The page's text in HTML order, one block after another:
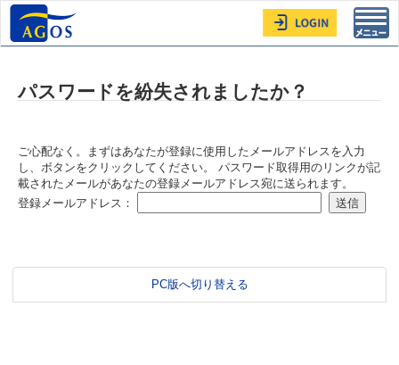
パスワードを紛失されましたか？
ご心配なく。まずはあなたが登録に使用したメールアドレスを入力
し、ボタンをクリックしてください。 パスワード取得用のリンクが記
載されたメールがあなたの登録メールアドレス宛に送られます。
登録メールアドレス：
PC版へ切り替える